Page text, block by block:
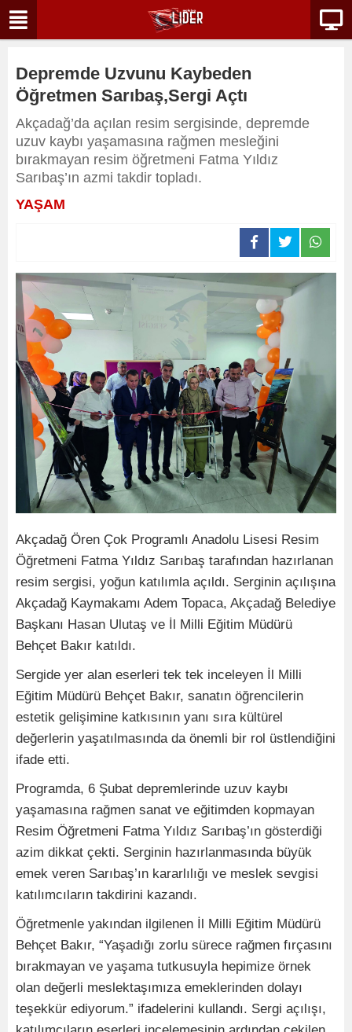
Depremde Uzvunu Kaybeden
Öğretmen Sarıbaş,Sergi Açtı
Akçadağ’da açılan resim sergisinde, depremde
uzuv kaybı yaşamasına rağmen mesleğini
bırakmayan resim öğretmeni Fatma Yıldız
Sarıbaş’ın azmi takdir topladı.
YAŞAM
Akçadağ Ören Çok Programlı Anadolu Lisesi Resim
Öğretmeni Fatma Yıldız Sarıbaş tarafından hazırlanan
resim sergisi, yoğun katılımla açıldı. Serginin açılışına
Akçadağ Kaymakamı Adem Topaca, Akçadağ Belediye
Başkanı Hasan Ulutaş ve İl Milli Eğitim Müdürü
Behçet Bakır katıldı.
Sergide yer alan eserleri tek tek inceleyen İl Milli
Eğitim Müdürü Behçet Bakır, sanatın öğrencilerin
estetik gelişimine katkısının yanı sıra kültürel
değerlerin yaşatılmasında da önemli bir rol üstlendiğini
ifade etti.
Programda, 6 Şubat depremlerinde uzuv kaybı
yaşamasına rağmen sanat ve eğitimden kopmayan
Resim Öğretmeni Fatma Yıldız Sarıbaş’ın gösterdiği
azim dikkat çekti. Serginin hazırlanmasında büyük
emek veren Sarıbaş’ın kararlılığı ve meslek sevgisi
katılımcıların takdirini kazandı.
Öğretmenle yakından ilgilenen İl Milli Eğitim Müdürü
Behçet Bakır, “Yaşadığı zorlu sürece rağmen fırçasını
bırakmayan ve yaşama tutkusuyla hepimize örnek
olan değerli meslektaşımıza emeklerinden dolayı
teşekkür ediyorum.” ifadelerini kullandı. Sergi açılışı,